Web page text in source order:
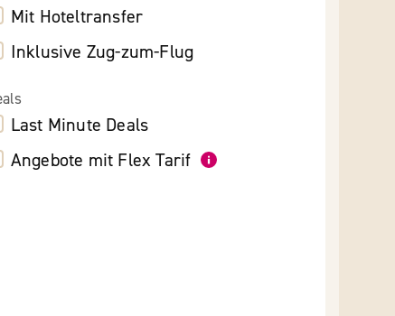
Mit Hoteltransfer
Inklusive Zug-zum-Flug
Last Minute Deals
Angebote mit Flex Tarif